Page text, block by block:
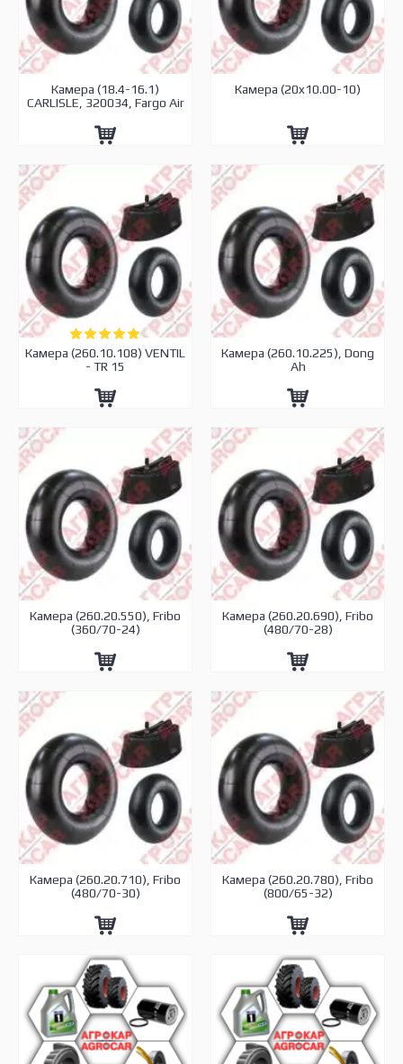
Камера (18.4-16.1)
CARLISLE, 320034, Fargo Air
Камера (20x10.00-10)
Камера (260.10.108) VENTIL
- TR 15
Камера (260.10.225), Dong
Ah
Камера (260.20.550), Fribo
(360/70-24)
Камера (260.20.690), Fribo
(480/70-28)
Камера (260.20.710), Fribo
(480/70-30)
Камера (260.20.780), Fribo
(800/65-32)